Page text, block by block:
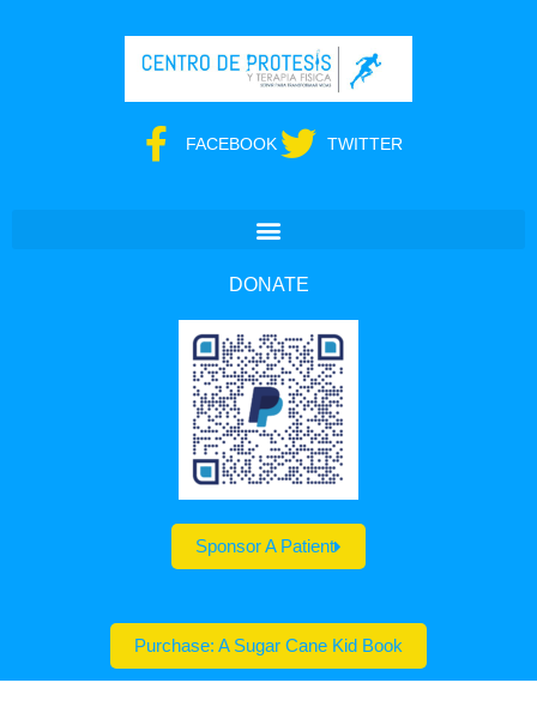
FACEBOOK TWITTER
DONATE
Sponsor A Patient
Purchase: A Sugar Cane Kid Book